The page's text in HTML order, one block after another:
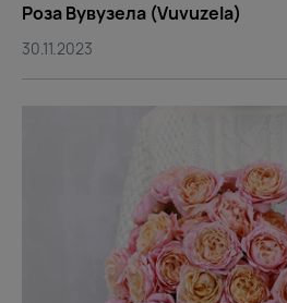
Роза Вувузела (Vuvuzela)
30.11.2023